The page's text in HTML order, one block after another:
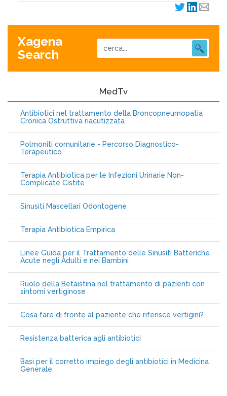
Xagena
Search
MedTv
Antibiotici nel trattamento della Broncopneumopatia
Cronica Ostruttiva riacutizzata
Polmoniti comunitarie - Percorso Diagnostico-
Terapeutico
Terapia Antibiotica per le Infezioni Urinarie Non-
Complicate Cistite
Sinusiti Mascellari Odontogene
Terapia Antibiotica Empirica
Linee Guida per il Trattamento delle Sinusiti Batteriche
Acute negli Adulti e nei Bambini
Ruolo della Betaistina nel trattamento di pazienti con
sintomi vertiginose
Cosa fare di fronte al paziente che riferisce vertigini?
Resistenza batterica agli antibiotici
Basi per il corretto impiego degli antibiotici in Medicina
Generale